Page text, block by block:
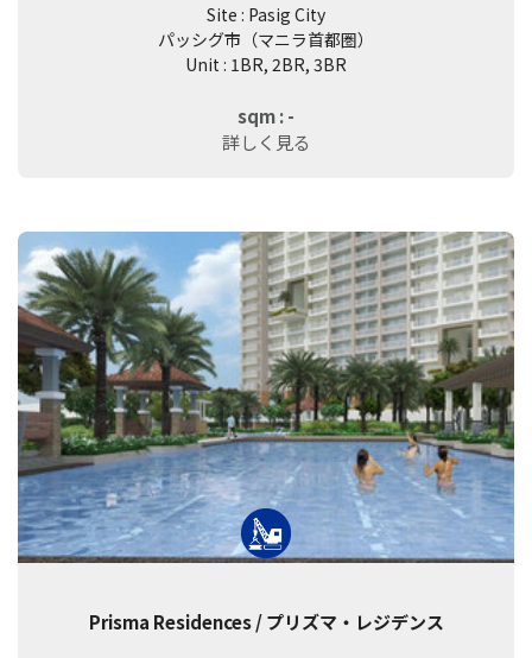
Site : Pasig City
パッシグ市（マニラ首都圏）
Unit : 1BR, 2BR, 3BR
sqm : -
詳しく見る
Prisma Residences / プリズマ・レジデンス